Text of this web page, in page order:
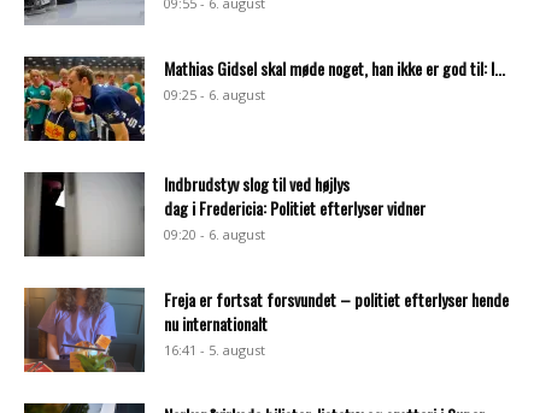
Mathias Gidsel skal møde noget, han ikke er god til: I...
09:25 - 6. august
Indbrudstyv slog til ved højlys
dag i Fredericia: Politiet efterlyser vidner
09:20 - 6. august
Freja er fortsat forsvundet – politiet efterlyser hende
nu internationalt
16:41 - 5. august